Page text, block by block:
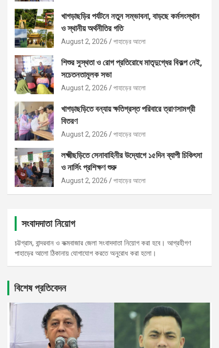
খাগড়াছড়ির পর্যটনে নতুন সম্ভাবনা, বাড়ছে কর্মসংস্থান
ও স্থানীয় অর্থনীতির গতি
August 2, 2026 পাহাড়ের আলো
শিশুর সুস্থতা ও রোগ প্রতিরোধে মাতৃদুগ্ধের বিকল্প নেই,
সচেতনতামূলক সভা
August 2, 2026 পাহাড়ের আলো
খাগড়াছড়িতে বন্যায় ক্ষতিগ্রস্ত পরিবারে ত্রাণসামগ্রী
বিতরণ
August 2, 2026 পাহাড়ের আলো
লক্ষ্মীছড়িতে সেনাবাহিনীর উদ্যোগে ১৫দিন ব্যাপী চিকিৎসা
ও নার্সিং প্রশিক্ষণ শুরু
August 2, 2026 পাহাড়ের আলো
সংবাদদাতা নিয়োগ
চট্টগ্রাম, বান্দরবান ও কক্মবাজার জেলা সংবাদদাতা নিয়োগ করা হবে। আগ্রহীগণ
পাহাড়ের আলো ঠিকানায় যোগাযোগ করতে অনুরোধ করা হলো।
বিশেষ প্রতিবেদন